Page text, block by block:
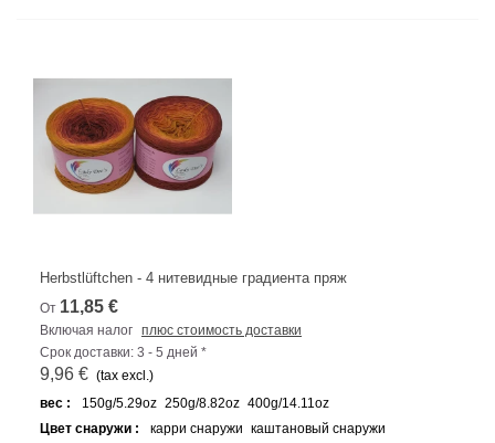
Herbstlüftchen - 4 нитевидные градиента пряж
От 11,85 €
Включая налог плюс стоимость доставки
Срок доставки: 3 - 5 дней *
9,96 € (tax excl.)
вес :
150g/5.29oz 250g/8.82oz 400g/14.11oz
Цвет снаружи :
карри снаружи каштановый снаружи